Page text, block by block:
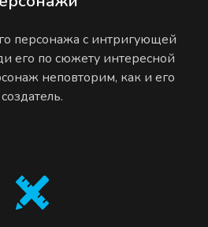
персонажа с интригующей
его по сюжету интересной
неповторим, как и его
создатель.